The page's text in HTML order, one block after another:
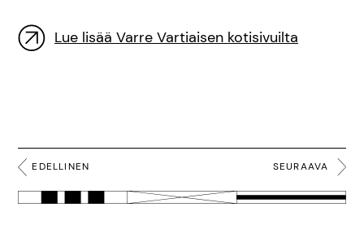
Lue lisää Varre Vartiaisen kotisivuilta
EDELLINEN SEURAAVA